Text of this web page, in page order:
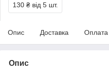
130 ₴ від 5 шт.
Опис Доставка Оплата
Опис